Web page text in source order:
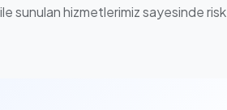
sunulan hizmetlerimiz sayesinde risk